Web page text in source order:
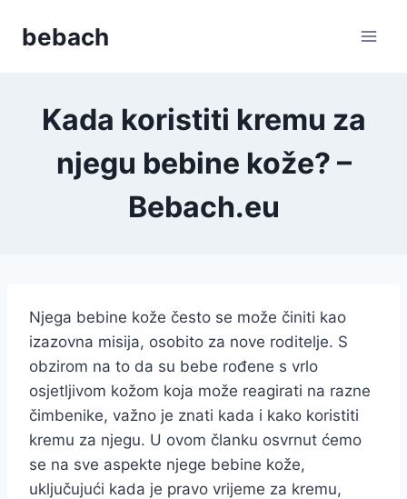
bebach
Kada koristiti kremu za
njegu bebine kože? –
Bebach.eu
Njega bebine kože često se može činiti kao
izazovna misija, osobito za nove roditelje. S
obzirom na to da su bebe rođene s vrlo
osjetljivom kožom koja može reagirati na razne
čimbenike, važno je znati kada i kako koristiti
kremu za njegu. U ovom članku osvrnut ćemo
se na sve aspekte njege bebine kože,
uključujući kada je pravo vrijeme za kremu,